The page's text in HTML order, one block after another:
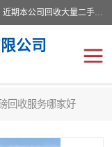
本公司常年出售回收二手地磅，回收出售二手地磅。 近期本公司回收大量二手地磅，型号齐全，宽度从2米到3.5米，长度5米到25米，承重吨位从10到200吨，成色7—9成新。 ? 使用年限6个月至2年，产品来源于个人闲置品，工矿企业停用品，因小换大而来。 精准度和新的一样， 二手地磅是内行人的选择，打个电话就省钱朋友您好等什么
公司
回收服务哪家好